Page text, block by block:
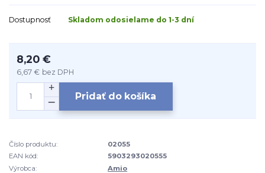
Dostupnosť Skladom odosielame do 1-3 dní
8,20 €
6,67 € bez DPH
Pridať do košíka
Číslo produktu:
02055
EAN kód:
5903293020555
Výrobca:
Amio